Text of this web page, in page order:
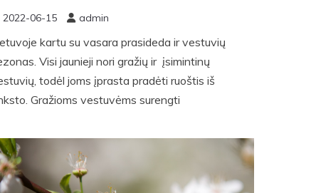
2022-06-15 admin
kartu su vasara prasideda ir vestuvių
Visi jaunieji nori gražių ir įsimintinų
todėl joms įprasta pradėti ruoštis iš
Gražioms vestuvėms surengti